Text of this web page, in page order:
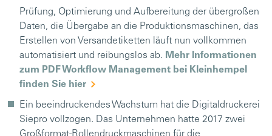
Prüfung, Optimierung und Aufbereitung der übergroßen
Daten, die Übergabe an die Produktionsmaschinen, das
Erstellen von Versandetiketten läuft nun vollkommen
automatisiert und reibungslos ab. Mehr Informationen
zum PDF Workflow Management bei Kleinhempel
finden Sie hier
Ein beeindruckendes Wachstum hat die Digitaldruckerei
Siepro vollzogen. Das Unternehmen hatte 2017 zwei